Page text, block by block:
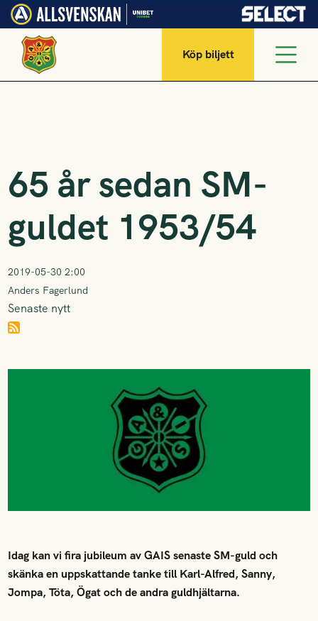
Köp biljett
65 år sedan SM-
guldet 1953/54
2019-05-30 2:00
Anders Fagerlund
Senaste nytt
Idag kan vi fira jubileum av GAIS senaste SM-guld och
skänka en uppskattande tanke till Karl-Alfred, Sanny,
Jompa, Töta, Ögat och de andra guldhjältarna.